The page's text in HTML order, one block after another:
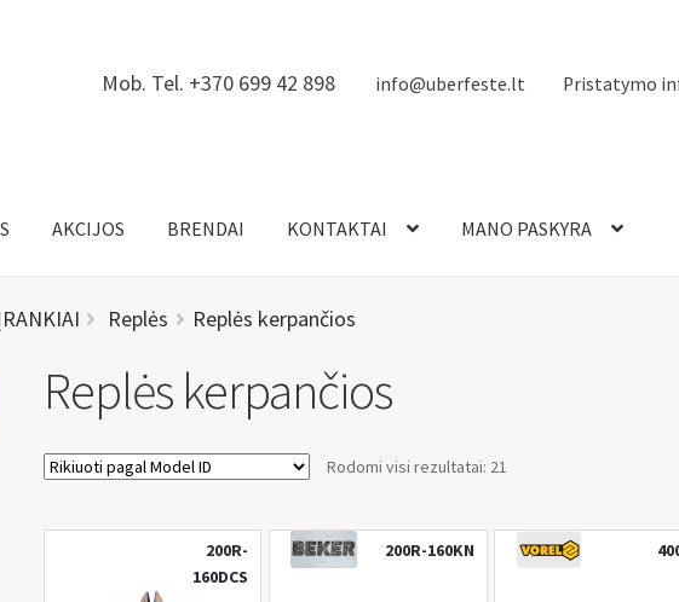
Mob. Tel. +370 699 42 898 info@uberfeste.lt Pristatymo
AKCIJOS BRENDAI KONTAKTAI MANO PASKYRA
Replės Replės kerpančios
Replės kerpančios
Rodomi visi rezultatai: 21
200R-
160DCS
200R-160KN